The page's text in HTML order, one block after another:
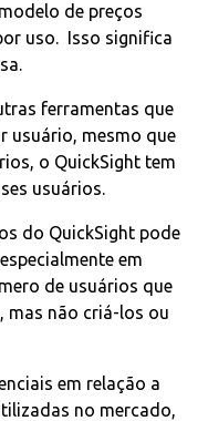
de preços
uso. Isso significa
ferramentas que
usuário, mesmo que
o QuickSight tem
usuários.
do QuickSight pode
em
de usuários que
mas não criá-los ou
em relação a
no mercado,